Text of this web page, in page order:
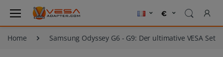
Home Samsung Odyssey G6 - G9: Der ultimative VESA